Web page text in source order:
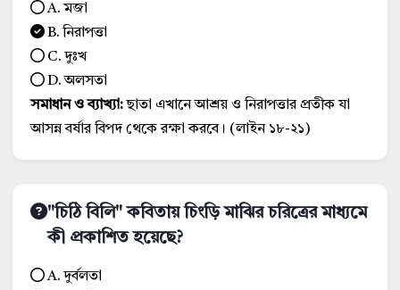
A. মজা
B. নিরাপত্তা
C. দুঃখ
D. অলসতা
সমাধান ও ব্যাখ্যা:ছাতা এখানে আশ্রয় ও নিরাপত্তার প্রতীক যা
আসন্ন বর্ষার বিপদ থেকে রক্ষা করবে। (লাইন ১৮-২১)
"চিঠি বিলি" কবিতায় চিংড়ি মাঝির চরিত্রের মাধ্যমে
কী প্রকাশিত হয়েছে?
A. দুর্বলতা